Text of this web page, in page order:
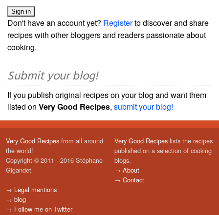
Don't have an account yet? Registerto discover and share
recipes with other bloggers and readers passionate about
cooking.
Submit your blog!
If you publish original recipes on your blog and want them
listed on Very Good Recipes, submit your blog!
Very Good Recipes from all around
the world!
Copyright © 2011 - 2016 Stéphane
Gigandet
→ Legal mentions
→ blog
→ Follow me on Twitter
Very Good Recipes lists the recipes
published on a selection of cooking
blogs.
→ About
→ Contact